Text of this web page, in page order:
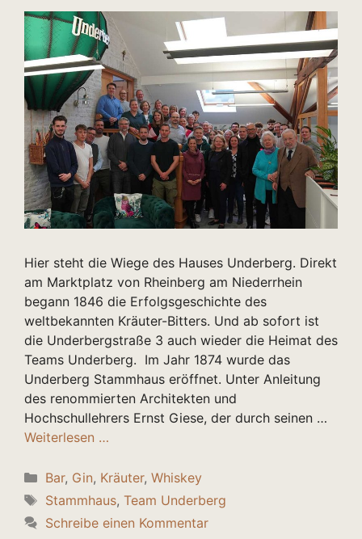
Hier steht die Wiege des Hauses Underberg. Direkt
am Marktplatz von Rheinberg am Niederrhein
begann 1846 die Erfolgsgeschichte des
weltbekannten Kräuter-Bitters. Und ab sofort ist
die Underbergstraße 3 auch wieder die Heimat des
Teams Underberg. Im Jahr 1874 wurde das
Underberg Stammhaus eröffnet. Unter Anleitung
des renommierten Architekten und
Hochschullehrers Ernst Giese, der durch seinen …
Weiterlesen …
Kategorien
Bar, Gin, Kräuter, Whiskey
Schlagwörter
Stammhaus, Team Underberg
Schreibe einen Kommentar